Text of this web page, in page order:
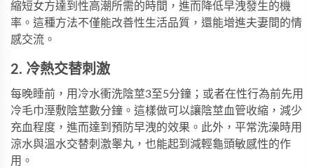
縮短女方達到性高潮所需的時間，進而降低早洩發生的機
率。這種方法不僅能改善性生活品質，還能增進夫妻間的情
感交流。
2. 冷熱交替刺激
每晚睡前，用冷水衝洗陰莖3至5分鐘；或者在性行為前先用
冷毛巾溼敷陰莖數分鐘。這樣做可以讓陰莖血管收縮，減少
充血程度，進而達到預防早洩的效果。此外，平常洗澡時用
涼水與溫水交替刺激睾丸，也能起到減輕龜頭敏感性的作
用。